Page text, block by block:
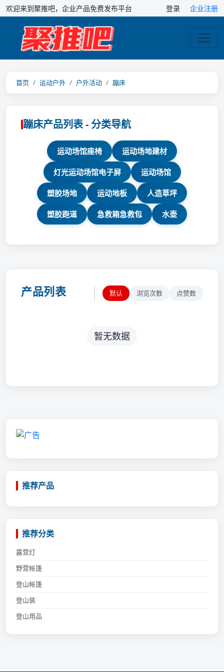
欢迎来到聚推吧，企业产品免费发布平台 登录 企业注册
首页 运动户外 户外活动 蹦床
蹦床产品列表 - 分类导航
运动场馆座椅 运动场地建材
灯光运动场馆电子屏 运动场馆
塑胶场地 运动地板 人造草坪
塑胶跑道 急救箱急救包 水壶
产品列表 默认 浏览次数 点赞数
暂无数据
推荐产品
推荐分类
露营灯
野营帐篷
登山帐篷
登山装
登山用品